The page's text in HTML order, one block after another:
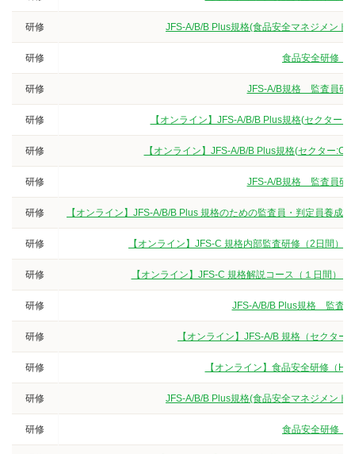
研修 JFS-A/B/B Plus規格(食品安全マネジメント
研修 食品安全研修（
研修 JFS-A/B規格 監査員研
研修 【オンライン】JFS-A/B/B Plus規格(セクタ
研修 【オンライン】JFS-A/B/B Plus規格(セクター
研修 JFS-A/B規格 監査員研
研修 【オンライン】JFS-A/B/B Plus 規格のための監査員・判定員養
研修 【オンライン】JFS-C 規格内部監査研修（2日間）
研修 【オンライン】JFS-C 規格解説コース（１日間）
研修 JFS-A/B/B Plus規格 監査員
研修 【オンライン】JFS-A/B 規格（セクタ
研修 【オンライン】食品安全研修（
研修 JFS-A/B/B Plus規格(食品安全マネジメント
研修 食品安全研修（